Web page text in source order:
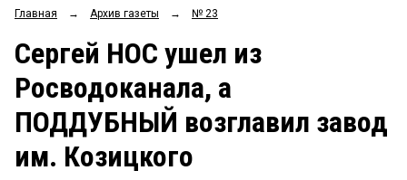
ОБЩЕСТВО
ЗАКОН
НОВОСТИ КОМПАНИЙ
ПРОИСШЕСТВИЯ
Рейтинги
Архив
Главная → Архив газеты → № 23
Сергей НОС ушел из
Росводоканала, а
ПОДДУБНЫЙ возглавил завод
им. Козицкого